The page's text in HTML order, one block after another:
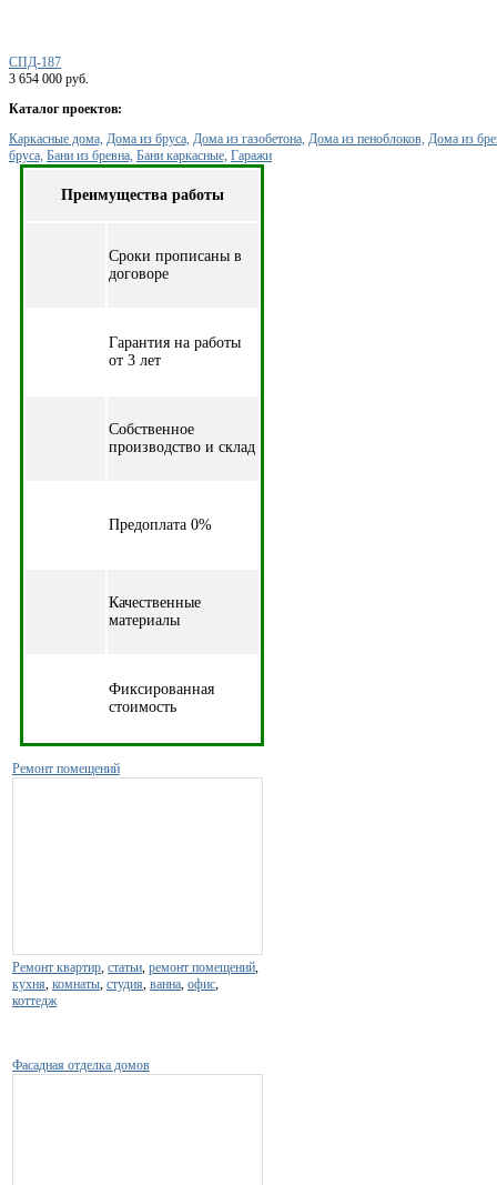
СПД-187
3 654 000 руб.
Каталог проектов:
Каркасные дома, Дома из бруса, Дома из газобетона, Дома из пеноблоков, Дома из
бруса, Бани из бревна, Бани каркасные, Гаражи
Преимущества работы
Cроки прописаны в
договоре
Гарантия на работы
от 3 лет
Собственное
производство и склад
Предоплата 0%
Качественные
материалы
Фиксированная
стоимость
Ремонт помещений
Ремонт квартир, статьи, ремонт помещений,
кухня, комнаты, студия, ванна, офис,
коттедж
Фасадная отделка домов